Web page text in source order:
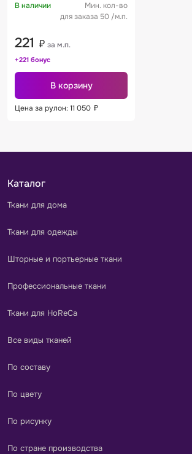
В наличии
Мин. кол-во
для заказа 50 /м.п.
221 ₽ за м.п.
+221 бонус
В корзину
Цена за рулон: 11 050 ₽
Каталог
Ткани для дома
Ткани для одежды
Шторные и портьерные ткани
Профессиональные ткани
Ткани для HoReCa
Все виды тканей
По составу
По цвету
По рисунку
По стране производства